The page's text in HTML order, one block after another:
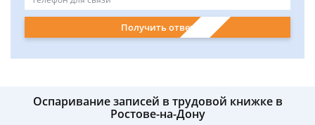
Получить ответ
Оспаривание записей в трудовой книжке в
Ростове-на-Дону